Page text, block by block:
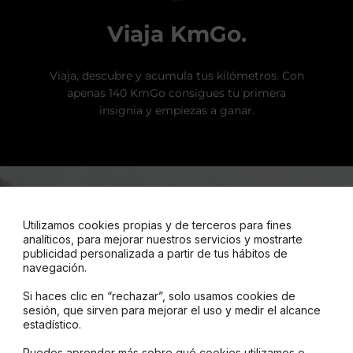
Viaja KmGo.
Viaja, descubre y acumula tus kilómetros. Con
apenas 140 KmGo consigues tu primera
insignia y empiezas a ganar.
Utilizamos cookies propias y de terceros para fines
analíticos, para mejorar nuestros servicios y mostrarte
publicidad personalizada a partir de tus hábitos de
navegación.
Si haces clic en “rechazar”, solo usamos cookies de
sesión, que sirven para mejorar el uso y medir el alcance
estadístico.